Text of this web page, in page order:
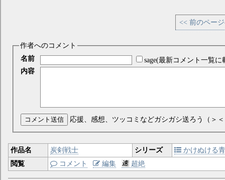
<< 前のペー
作者へのコメント
名前
sage(最新コメント一覧に
内容
コメント送信 応援、感想、ツッコミなどガシガシ送ろう（＞
作品名 炭剣戦士 シリーズ
かけぬける
閲覧
コメント 編集 超絶